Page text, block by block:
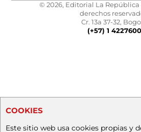
© 2026, Editorial La República
derechos
Cr. 13a 37-32,
(+57) 1 4227600
COOKIES
Este sitio web usa cookies propias y